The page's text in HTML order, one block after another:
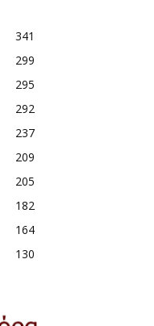
341
299
295
292
237
209
205
182
164
130